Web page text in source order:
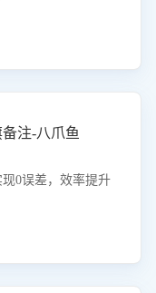
注-八爪鱼
0误差，效率提升